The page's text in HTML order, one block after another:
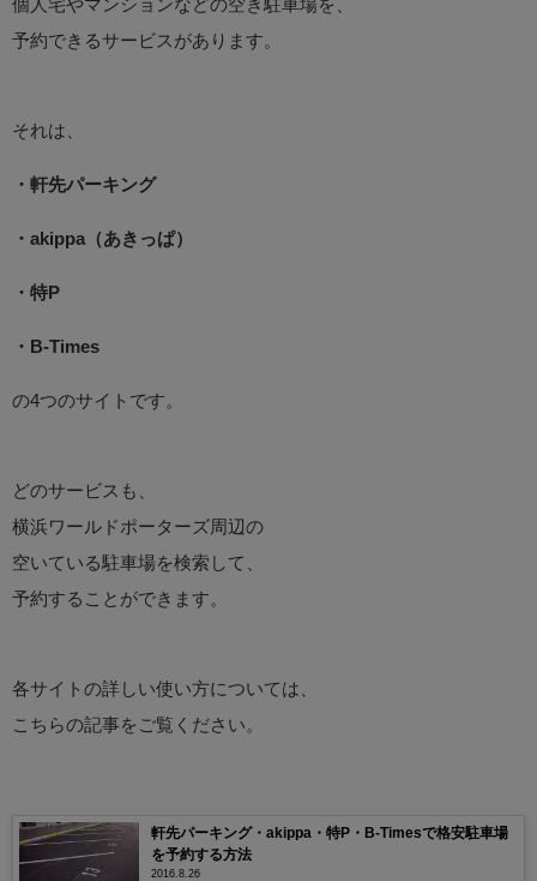
個人宅やマンションなどの空き駐車場を、
予約できるサービスがあります。
それは、
・軒先パーキング
・akippa（あきっぱ）
・特P
・B-Times
の4つのサイトです。
どのサービスも、
横浜ワールドポーターズ周辺の
空いている駐車場を検索して、
予約することができます。
各サイトの詳しい使い方については、
こちらの記事をご覧ください。
軒先パーキング・akippa・特P・B-Timesで格安駐車場
を予約する方法
2016.8.26